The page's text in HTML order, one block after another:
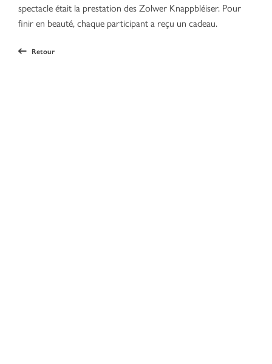
spectacle était la prestation des Zolwer Knappbléiser. Pour
finir en beauté, chaque participant a reçu un cadeau.
Retour